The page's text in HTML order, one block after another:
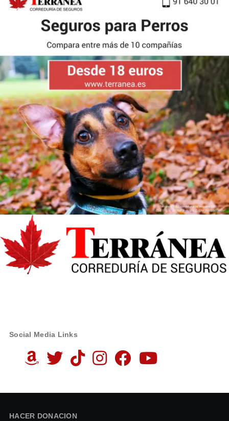
Social Media Links
HACER DONACION